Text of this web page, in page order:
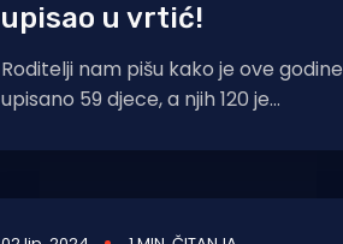
upisao u vrtić!
Roditelji nam pišu kako je ove godine
upisano 59 djece, a njih 120 je